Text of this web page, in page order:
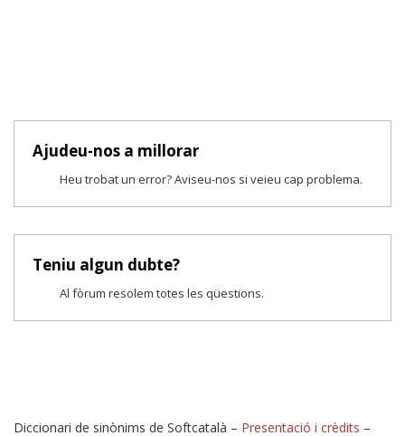
Ajudeu-nos a millorar
Heu trobat un error? Aviseu-nos si veieu cap problema.
Teniu algun dubte?
Al fòrum resolem totes les qüestions.
Diccionari de sinònims de Softcatalà – Presentació i crèdits –